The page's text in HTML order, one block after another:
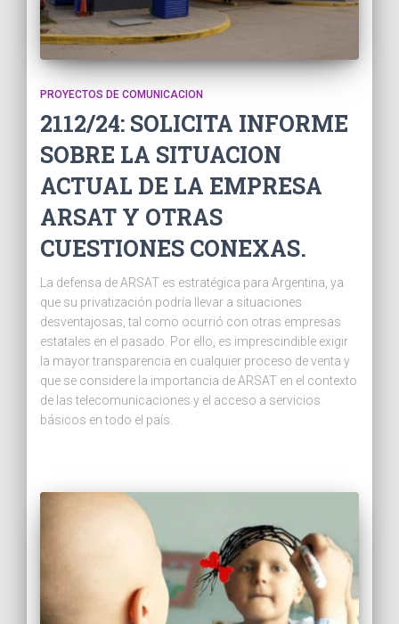
PROYECTOS DE COMUNICACION
2112/24: SOLICITA INFORME
SOBRE LA SITUACION
ACTUAL DE LA EMPRESA
ARSAT Y OTRAS
CUESTIONES CONEXAS.
La defensa de ARSAT es estratégica para Argentina, ya
que su privatización podría llevar a situaciones
desventajosas, tal como ocurrió con otras empresas
estatales en el pasado. Por ello, es imprescindible exigir
la mayor transparencia en cualquier proceso de venta y
que se considere la importancia de ARSAT en el contexto
de las telecomunicaciones y el acceso a servicios
básicos en todo el país.